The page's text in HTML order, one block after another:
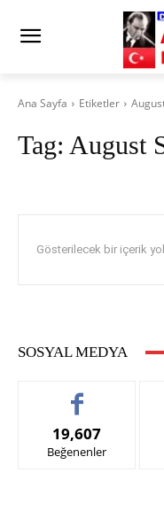
Ana Sayfa Etiketler
Tag: August
Gösterilecek bir içerik
SOSYAL MEDYA
19,607
Beğenenler